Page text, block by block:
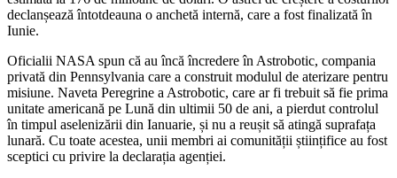
declanșează întotdeauna o anchetă internă, care a fost finalizată în
Iunie.
Oficialii NASA spun că au încă încredere în Astrobotic, compania
privată din Pennsylvania care a construit modulul de aterizare pentru
misiune. Naveta Peregrine a Astrobotic, care ar fi trebuit să fie prima
unitate americană pe Lună din ultimii 50 de ani, a pierdut controlul
în timpul aselenizării din Ianuarie, și nu a reușit să atingă suprafața
lunară. Cu toate acestea, unii membri ai comunității științifice au fost
sceptici cu privire la declarația agenției.